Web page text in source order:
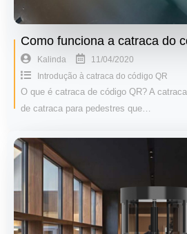
Como funciona a catraca do
Kalinda
11/04/2020
Introdução à catraca do código QR
O que é catraca de código QR? A
de catraca para pedestres que…